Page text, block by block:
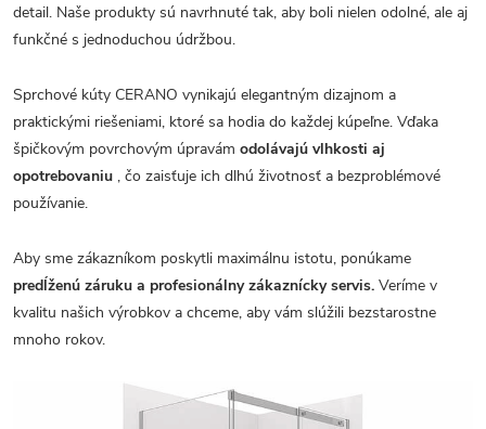
detail. Naše produkty sú navrhnuté tak, aby boli nielen odolné, ale aj
funkčné s jednoduchou údržbou.
Sprchové kúty CERANO vynikajú elegantným dizajnom a
praktickými riešeniami, ktoré sa hodia do každej kúpeľne. Vďaka
špičkovým povrchovým úpravám odolávajú vlhkosti aj
opotrebovaniu , čo zaisťuje ich dlhú životnosť a bezproblémové
používanie.
Aby sme zákazníkom poskytli maximálnu istotu, ponúkame
predĺženú záruku a profesionálny zákaznícky servis. Veríme v
kvalitu našich výrobkov a chceme, aby vám slúžili bezstarostne
mnoho rokov.